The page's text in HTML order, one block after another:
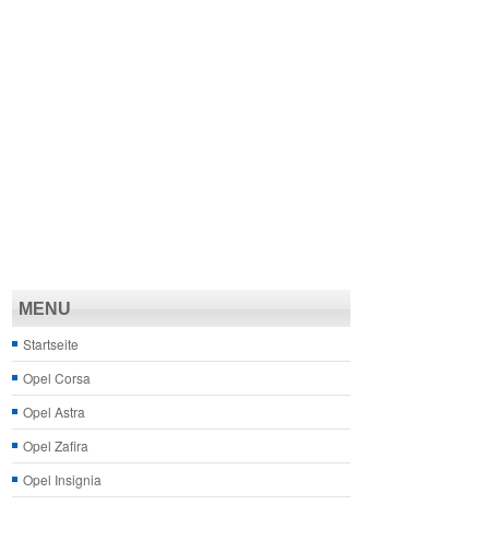
MENU
Startseite
Opel Corsa
Opel Astra
Opel Zafira
Opel Insignia